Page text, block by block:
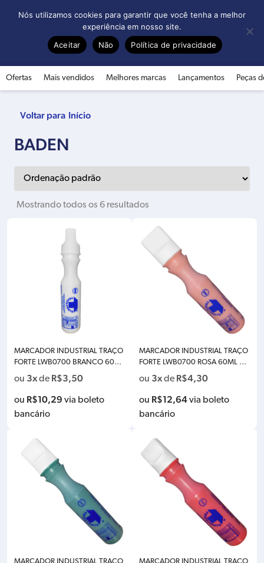
Ofertas Mais vendidos Melhores marcas Lançamentos Peças
Início
BADEN
Mostrando todos os 6 resultados
MARCADOR INDUSTRIAL TRAÇO
FORTE LWB0700 BRANCO 60ML
PONTA 2MM BADEN M26-BR60-
ou 3xde R$3,50
ou R$10,29 via boleto
bancário
MARCADOR INDUSTRIAL TRAÇO
FORTE LWB0700 ROSA 60ML PO
NTA 2MM BADEN M26-RO60-2
ou 3xde R$4,30
ou R$12,64via boleto
bancário
Nós utilizamos cookies para garantir que você tenha a melhor
experiência em nosso site.
Aceitar
Não Política de privacidade